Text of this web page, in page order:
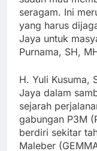
seragam. Ini
yang harus
Jaya untuk
Purnama, SH,
H. Yuli Kusuma,
Jaya dalam
sejarah
gabungan P3M
berdiri sekitar
Maleber